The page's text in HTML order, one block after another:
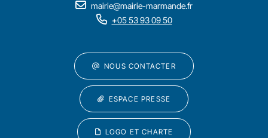
mairie@mairie-marmande.fr
+05 53 93 09 50
NOUS CONTACTER
ESPACE PRESSE
LOGO ET CHARTE